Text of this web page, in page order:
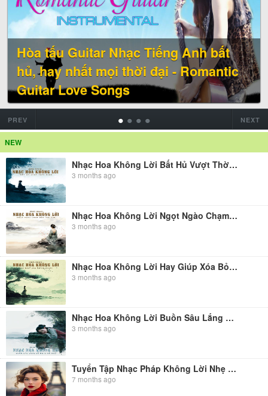
Hòa tấu Guitar Nhạc Tiếng Anh bất
hủ, hay nhất mọi thời đại - Romantic
Guitar Love Songs
PREV • • • • NEXT
NEW
Nhạc Hoa Không Lời Bất Hủ Vượt Thời Gian
3 months ago
Nhạc Hoa Không Lời Ngọt Ngào Chạm Đến Trái Tim
3 months ago
Nhạc Hoa Không Lời Hay Giúp Xóa Bỏ Ưu Phiền
3 months ago
Nhạc Hoa Không Lời Buồn Sâu Lắng Dễ Nghe Dễ Ngủ
3 months ago
Tuyển Tập Nhạc Pháp Không Lời Nhẹ Nhàng Lãng Mạn
7 months ago